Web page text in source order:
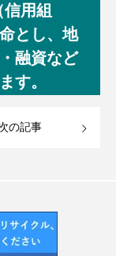
用組
とし、地
融資など
す。
の記事